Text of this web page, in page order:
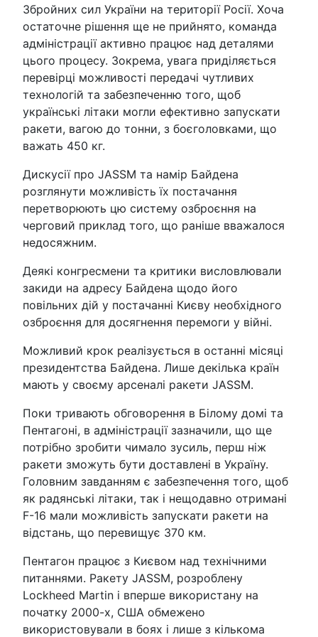
Збройних сил України на території Росії. Хоча
остаточне рішення ще не прийнято, команда
адміністрації активно працює над деталями
цього процесу. Зокрема, увага приділяється
перевірці можливості передачі чутливих
технологій та забезпеченню того, щоб
українські літаки могли ефективно запускати
ракети, вагою до тонни, з боєголовками, що
важать 450 кг.
Дискусії про JASSM та намір Байдена
розглянути можливість їх постачання
перетворюють цю систему озброєння на
черговий приклад того, що раніше вважалося
недосяжним.
Деякі конгресмени та критики висловлювали
закиди на адресу Байдена щодо його
повільних дій у постачанні Києву необхідного
озброєння для досягнення перемоги у війні.
Можливий крок реалізується в останні місяці
президентства Байдена. Лише декілька країн
мають у своєму арсеналі ракети JASSM.
Поки тривають обговорення в Білому домі та
Пентагоні, в адміністрації зазначили, що ще
потрібно зробити чимало зусиль, перш ніж
ракети зможуть бути доставлені в Україну.
Головним завданням є забезпечення того, щоб
як радянські літаки, так і нещодавно отримані
F-16 мали можливість запускати ракети на
відстань, що перевищує 370 км.
Пентагон працює з Києвом над технічними
питаннями. Ракету JASSM, розроблену
Lockheed Martin і вперше використану на
початку 2000-х, США обмежено
використовували в боях і лише з кількома